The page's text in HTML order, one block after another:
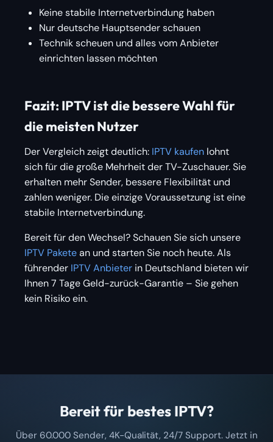
Keine stabile Internetverbindung haben
Nur deutsche Hauptsender schauen
Technik scheuen und alles vom Anbieter
einrichten lassen möchten
Fazit: IPTV ist die bessere Wahl für
die meisten Nutzer
Der Vergleich zeigt deutlich: IPTV kaufen lohnt
sich für die große Mehrheit der TV-Zuschauer. Sie
erhalten mehr Sender, bessere Flexibilität und
zahlen weniger. Die einzige Voraussetzung ist eine
stabile Internetverbindung.
Bereit für den Wechsel? Schauen Sie sich unsere
IPTV Paketean und starten Sie noch heute. Als
führender IPTV Anbieter in Deutschland bieten wir
Ihnen 7 Tage Geld-zurück-Garantie – Sie gehen
kein Risiko ein.
Bereit für bestes IPTV?
Über 60.000 Sender, 4K-Qualität, 24/7 Support. Jetzt in